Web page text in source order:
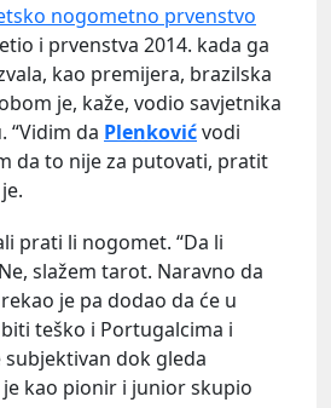
nogometno prvenstvo
i prvenstva 2014. kada ga
kao premijera, brazilska
je, kaže, vodio savjetnika
“Vidim da Plenkovićvodi
da to nije za putovati, pratit
prati li nogomet. “Da li
slažem tarot. Naravno da
je pa dodao da će u
teško i Portugalcima i
subjektivan dok gleda
kao pionir i junior skupio